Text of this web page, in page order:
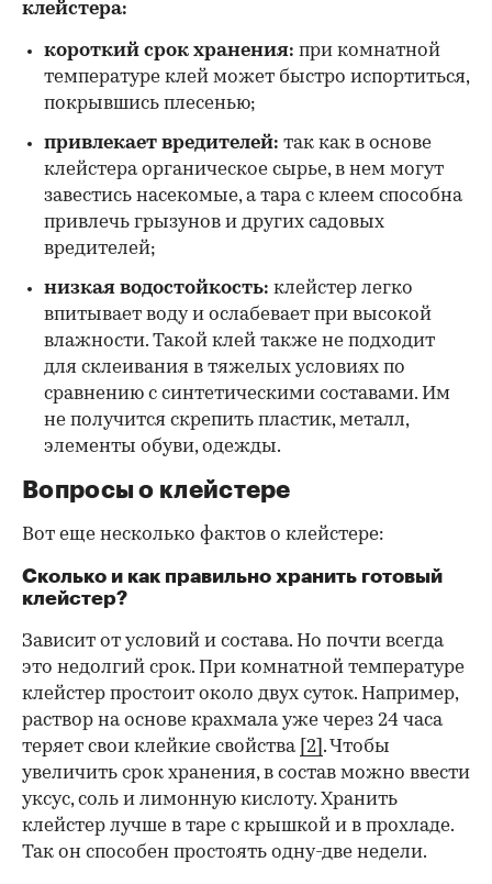
клейстера:
короткий срок хранения: при комнатной
температуре клей может быстро испортиться,
покрывшись плесенью;
привлекает вредителей: так как в основе
клейстера органическое сырье, в нем могут
завестись насекомые, а тара с клеем способна
привлечь грызунов и других садовых
вредителей;
низкая водостойкость: клейстер легко
впитывает воду и ослабевает при высокой
влажности. Такой клей также не подходит
для склеивания в тяжелых условиях по
сравнению с синтетическими составами. Им
не получится скрепить пластик, металл,
элементы обуви, одежды.
Вопросы о клейстере
Вот еще несколько фактов о клейстере:
Сколько и как правильно хранить готовый
клейстер?
Зависит от условий и состава. Но почти всегда
это недолгий срок. При комнатной температуре
клейстер простоит около двух суток. Например,
раствор на основе крахмала уже через 24 часа
теряет свои клейкие свойства [2] . Чтобы
увеличить срок хранения, в состав можно ввести
уксус, соль и лимонную кислоту. Хранить
клейстер лучше в таре с крышкой и в прохладе.
Так он способен простоять одну-две недели.